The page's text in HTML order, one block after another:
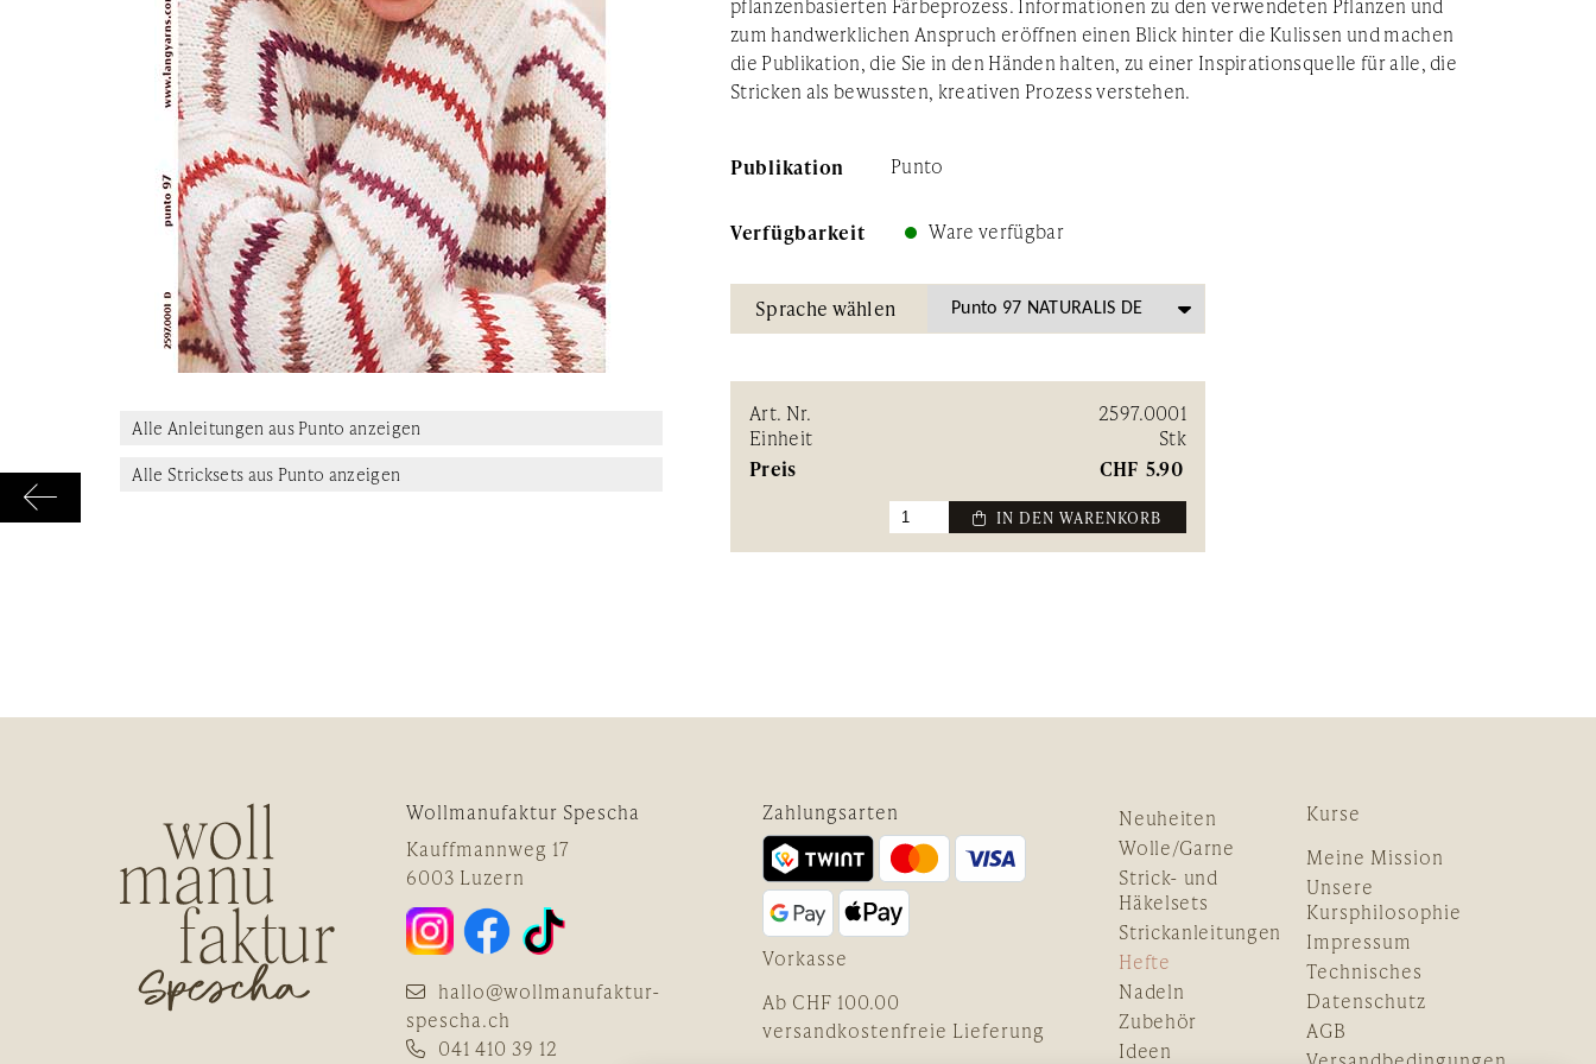

Alle Anleitungen aus Punto anzeigen
Alle Stricksets aus Punto anzeigen
pflanzenbasierten Färbeprozess. Informationen zu den verwendeten Pflanzen und
zum handwerklichen Anspruch eröffnen einen Blick hinter die Kulissen und machen
die Publikation, die Sie in den Händen halten, zu einer Inspirationsquelle für alle, die
Stricken als bewussten, kreativen Prozess verstehen.
Publikation Punto
Verfügbarkeit Ware verfügbar
Sprache wählen
Art. Nr.
2597.0001
Einheit
Stk
Preis CHF 5.90
 IN DEN WARENKORB
Wollmanufaktur Spescha
Kauffmannweg 17
6003 Luzern
hallo@wollmanufaktur-
spescha.ch
041 410 39 12
Zahlungsarten
Vorkasse
Ab CHF 100.00
versandkostenfreie Lieferung
Neuheiten
Wolle/Garne
Strick- und
Häkelsets
Strickanleitungen
Hefte
Nadeln
Zubehör
Ideen
Kurse
Meine Mission
Unsere
Kursphilosophie
Impressum
Technisches
Datenschutz
AGB